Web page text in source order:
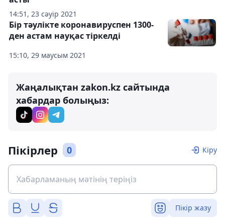
14:51, 23 сәуір 2021
15:10, 29 маусым 2021
Бір тәулікте коронавируспен 1300-
ден астам науқас тіркелді
Жаңалықтан zakon.kz сайтында
хабардар болыңыз:
Пікірлер 0 Кіру
Пікір жазу